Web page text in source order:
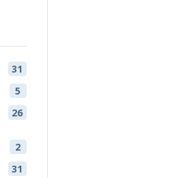
31
5
26
2
31